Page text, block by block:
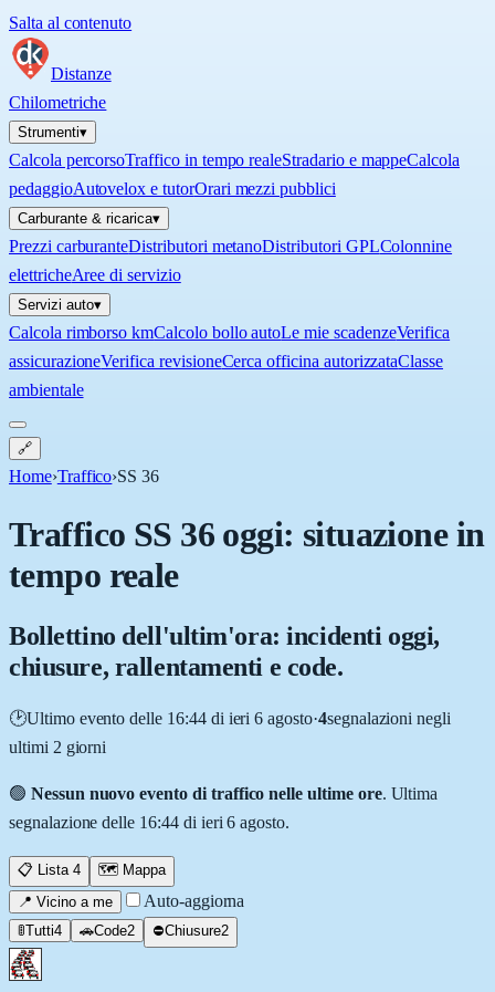
Salta al contenuto
Distanze
Chilometriche
Strumenti▾
Calcola percorsoTraffico in tempo realeStradario e mappeCalcola
pedaggioAutovelox e tutorOrari mezzi pubblici
Carburante & ricarica▾
Prezzi carburanteDistributori metanoDistributori GPLColonnine
elettricheAree di servizio
Servizi auto▾
Calcola rimborso kmCalcolo bollo autoLe mie scadenzeVerifica
assicurazioneVerifica revisioneCerca officina autorizzataClasse
ambientale
🔗
Home›Traffico›SS 36
Traffico SS 36 oggi: situazione in
tempo reale
Bollettino dell'ultim'ora: incidenti oggi,
chiusure, rallentamenti e code.
🕑Ultimo evento delle 16:44 di ieri 6 agosto·4segnalazioni negli
ultimi 2 giorni
🟢 Nessun nuovo evento di traffico nelle ultime ore. Ultima
segnalazione delle 16:44 di ieri 6 agosto.
📋 Lista 4
🗺️ Mappa
📍 Vicino a me
Auto-aggiorna
🚦Tutti4 🚗Code2 ⛔Chiusure2